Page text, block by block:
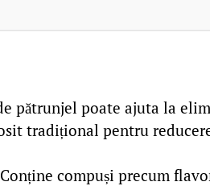
pătrunjel poate ajuta la
tradițional pentru
compuși precum